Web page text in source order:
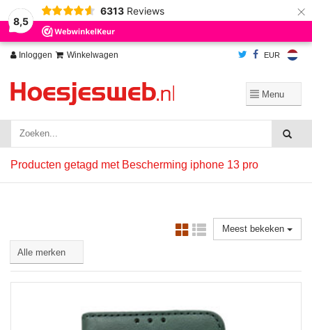
8,5
6313 Reviews ×
Inloggen Winkelwagen EUR
Producten getagd met Bescherming iphone 13 pro
Meest bekeken
Wij slaan cookies op om onze website te verbeteren. Is dat akkoord?
Ja
Nee